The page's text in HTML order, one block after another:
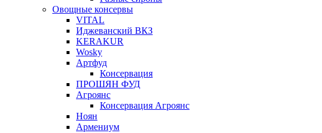
Овощные консервы
VITAL
Иджеванский ВКЗ
KERAKUR
Wosky
Артфуд
Консервация
ПРОШЯН ФУД
Агроянс
Консервация Агроянс
Ноян
Армениум